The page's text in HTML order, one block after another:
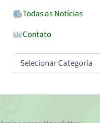
Todas as Notícias
Contato